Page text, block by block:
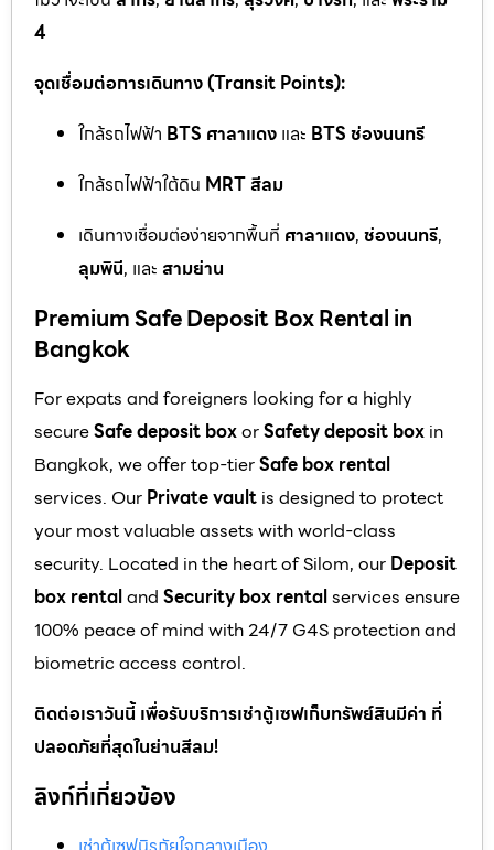
4
จุดเชื่อมต่อการเดินทาง (Transit Points):
ใกล้รถไฟฟ้า BTS ศาลาแดง และ BTS ช่องนนทรี
ใกล้รถไฟฟ้าใต้ดิน MRT สีลม
เดินทางเชื่อมต่อง่ายจากพื้นที่ ศาลาแดง, ช่องนนทรี,
ลุมพินี, และ สามย่าน
Premium Safe Deposit Box Rental in
Bangkok
For expats and foreigners looking for a highly
secureSafe deposit boxorSafety deposit box in
Bangkok, we offer top-tierSafe box rental
services. Our Private vault is designed to protect
your most valuable assets with world-class
security. Located in the heart of Silom, our Deposit
box rentaland Security box rentalservices ensure
100% peace of mind with 24/7 G4S protection and
biometric access control.
ติดต่อเราวันนี้ เพื่อรับบริการเช่าตู้เซฟเก็บทรัพย์สินมีค่า ที่
ปลอดภัยที่สุดในย่านสีลม!
ลิงก์ที่เกี่ยวข้อง